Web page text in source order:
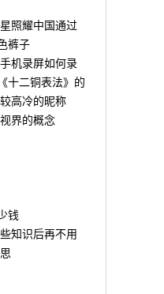
照耀中国通过
裤子
机录屏如何录
十二铜表法》的
高冷的昵称
界的概念
钱
知识后再不用